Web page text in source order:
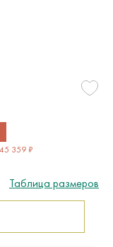
359 ₽
Таблица размеров